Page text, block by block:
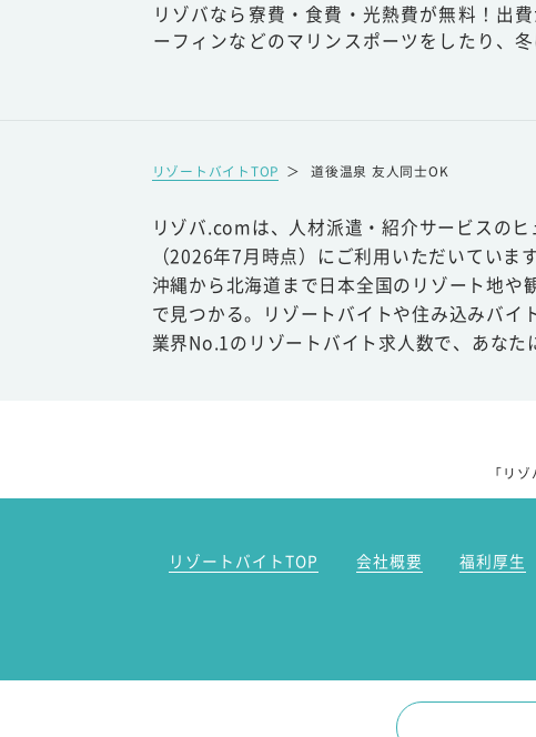
リゾバなら寮費・食費・光熱費が無料！出
ーフィンなどのマリンスポーツをしたり、
リゾートバイトTOP ＞ 道後温泉 友人同士OK
リゾバ.comは、人材派遣・紹介サービスの
（2026年7月時点）にご利用いただいています
沖縄から北海道まで日本全国のリゾート地
で見つかる。リゾートバイトや住み込みバ
業界No.1のリゾートバイト求人数で、あなた
「リ
リゾートバイトTOP 会社概要 福利厚生